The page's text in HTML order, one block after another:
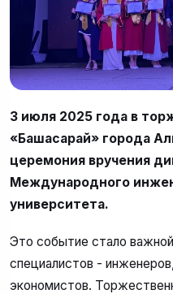
3 июля 2025 года в
«Бақшасарай» города
церемония вручения
Международного
университета.
Это событие стало
специалистов -
экономистов.